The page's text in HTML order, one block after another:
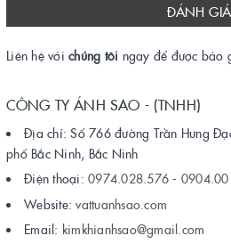
ĐÁNH GIÁ
Liên hệ với chúng tôi ngay để được báo
CÔNG TY ÁNH SAO - (TNHH)
Địa chỉ: Số 766 đường Trần Hưng
phố Bắc Ninh, Bắc Ninh
Điện thoại: 0974.028.576 -
Website:vattuanhsao.com
Email: kimkhianhsao@gmail.com